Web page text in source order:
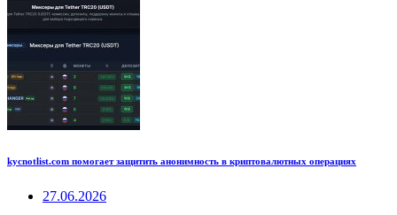
kycnotlist.com помогает защитить анонимность в криптовалютных операциях
27.06.2026